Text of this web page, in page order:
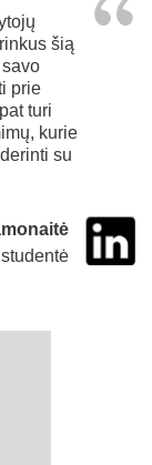
šią
prie
turi
kurie
su